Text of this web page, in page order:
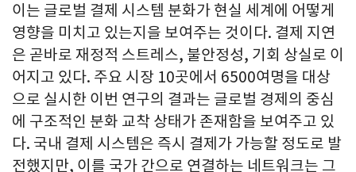
이는 글로벌 결제 시스템 분화가 현실 세계에 어떻게
영향을 미치고 있는지을 보여주는 것이다. 결제 지연
은 곧바로 재정적 스트레스, 불안정성, 기회 상실로 이
어지고 있다. 주요 시장 10곳에서 6500여명을 대상
으로 실시한 이번 연구의 결과는 글로벌 경제의 중심
에 구조적인 분화 교착 상태가 존재함을 보여주고 있
다. 국내 결제 시스템은 즉시 결제가 가능할 정도로 발
전했지만, 이를 국가 간으로 연결하는 네트워크는 그